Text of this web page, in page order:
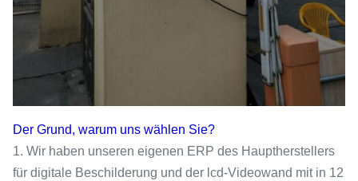
Der Grund, warum uns wählen Sie?
1. Wir haben unseren eigenen ERP des Hauptherstellers
für digitale Beschilderung und der lcd-Videowand mit in 12